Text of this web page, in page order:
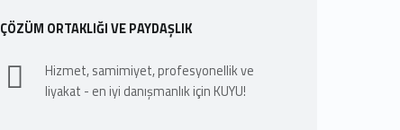
ÇÖZÜM ORTAKLIĞI VE PAYDAŞLIK
Hizmet, samimiyet, profesyonellik ve
liyakat - en iyi danışmanlık için KUYU!